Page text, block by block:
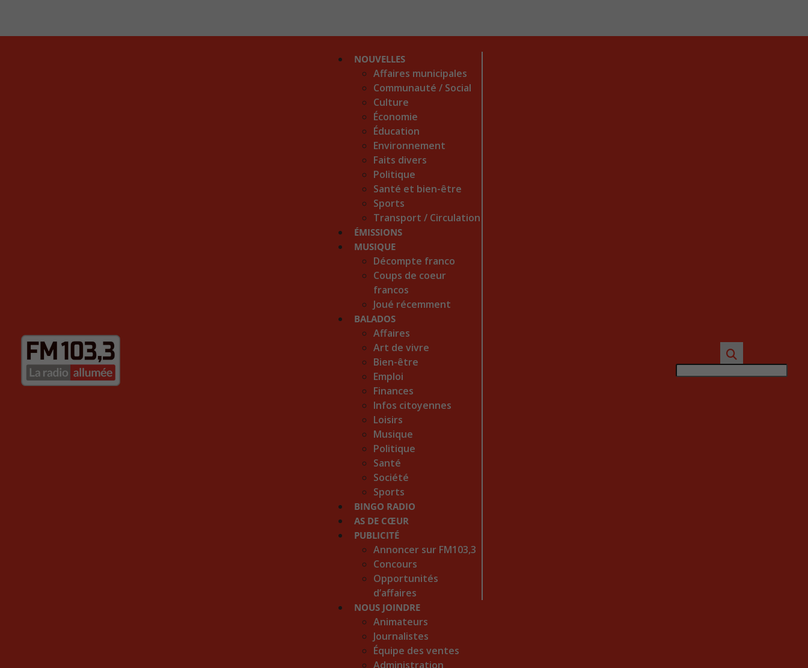
NOUVELLES
Affaires municipales
Communauté / Social
Culture
Économie
Éducation
Environnement
Faits divers
Politique
Santé et bien-être
Sports
Transport / Circulation
ÉMISSIONS
MUSIQUE
Décompte franco
Coups de coeur
francos
Joué récemment
BALADOS
Affaires
Art de vivre
Bien-être
Emploi
Finances
Infos citoyennes
Loisirs
Musique
Politique
Santé
Société
Sports
BINGO RADIO
AS DE CŒUR
PUBLICITÉ
Annoncer sur FM103,3
Concours
Opportunités
d’affaires
NOUS JOINDRE
Animateurs
Journalistes
Équipe des ventes
Administration